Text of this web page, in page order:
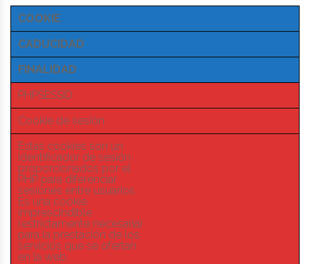
COOKIE
CADUCIDAD
FINALIDAD
PHPSESSID
Cookie de sesión
Estas cookies son un
identificador de sesión
proporcionados por el
PHP para diferenciar
sesiones entre usuarios.
Es una cookie
imprescindible
(estrictamente necesaria)
para la prestación de los
servicios que se ofertan
en la web.